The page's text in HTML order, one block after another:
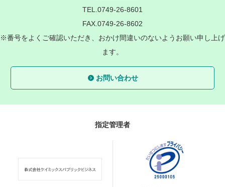
TEL.0749-26-8601
FAX.0749-26-8602
※番号をよくご確認いただき、おかけ間違いのないようお願い申し上げ
ます。
お問い合わせ
指定管理者